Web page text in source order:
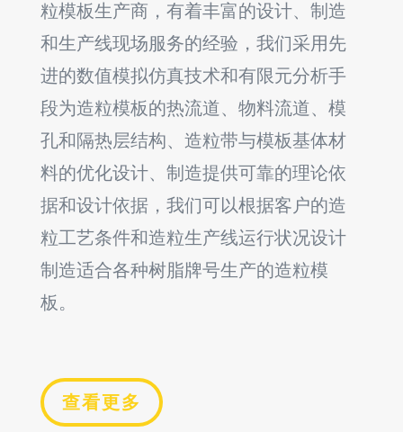
粒模板生产商，有着丰富的设计、制造
和生产线现场服务的经验，我们采用先
进的数值模拟仿真技术和有限元分析手
段为造粒模板的热流道、物料流道、模
孔和隔热层结构、造粒带与模板基体材
料的优化设计、制造提供可靠的理论依
据和设计依据，我们可以根据客户的造
粒工艺条件和造粒生产线运行状况设计
制造适合各种树脂牌号生产的造粒模
板。
查看更多